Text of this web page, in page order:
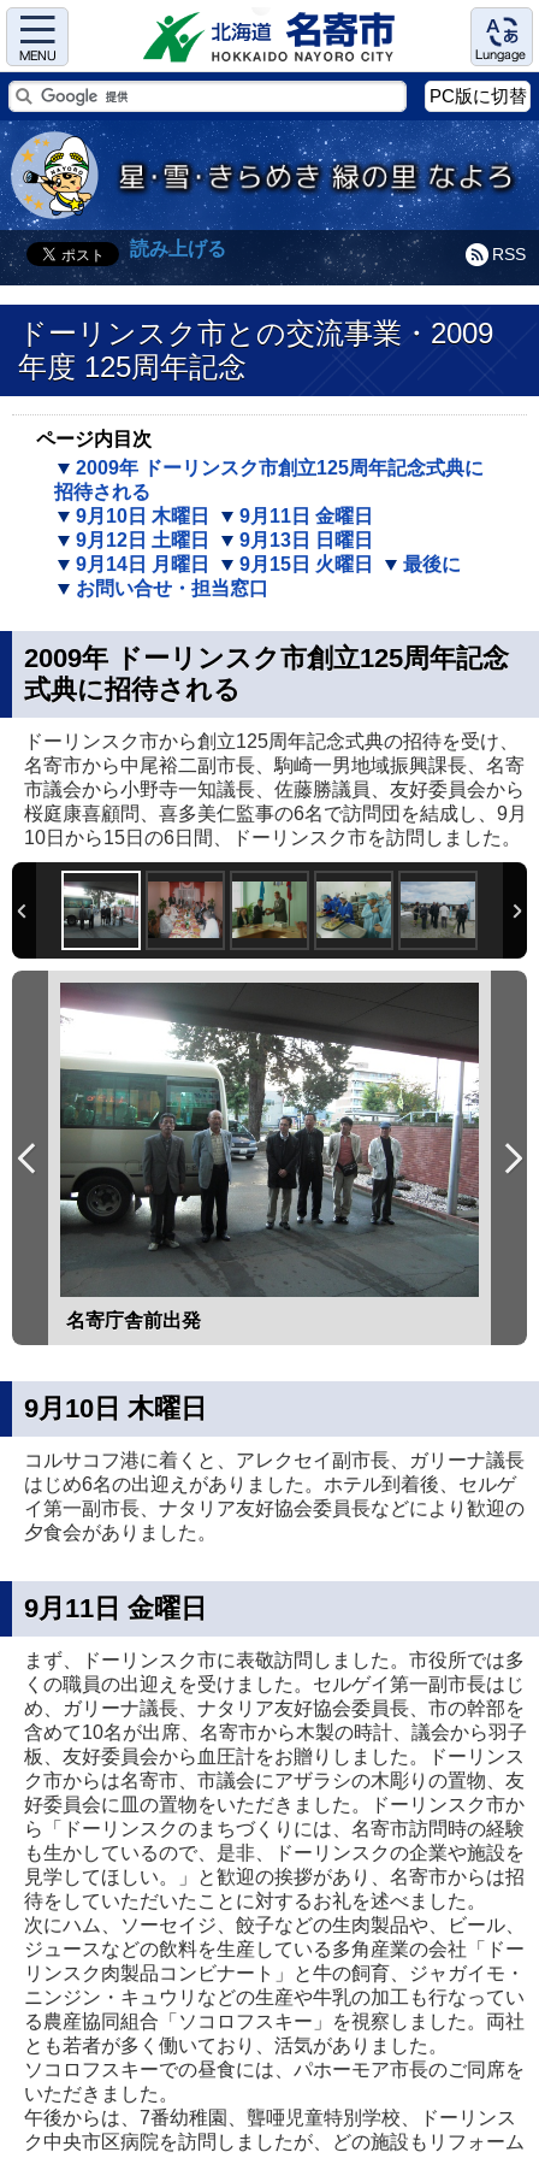
Menu Language
PC版に切替
RSS
読み上げる
ドーリンスク市との交流事業・2009
年度 125周年記念
ページ内目次
2009年 ドーリンスク市創立125周年記念式典に
招待される
9月10日 木曜日
9月11日 金曜日
9月12日 土曜日
9月13日 日曜日
9月14日 月曜日
9月15日 火曜日
最後に
お問い合せ・担当窓口
2009年 ドーリンスク市創立125周年記念
式典に招待される
ドーリンスク市から創立125周年記念式典の招待を受け、
名寄市から中尾裕二副市長、駒崎一男地域振興課長、名寄
市議会から小野寺一知議長、佐藤勝議員、友好委員会から
桜庭康喜顧問、喜多美仁監事の6名で訪問団を結成し、9月
10日から15日の6日間、ドーリンスク市を訪問しました。
名寄庁舎前出発
9月10日 木曜日
コルサコフ港に着くと、アレクセイ副市長、ガリーナ議長
はじめ6名の出迎えがありました。ホテル到着後、セルゲ
イ第一副市長、ナタリア友好協会委員長などにより歓迎の
夕食会がありました。
9月11日 金曜日
まず、ドーリンスク市に表敬訪問しました。市役所では多
くの職員の出迎えを受けました。セルゲイ第一副市長はじ
め、ガリーナ議長、ナタリア友好協会委員長、市の幹部を
含めて10名が出席、名寄市から木製の時計、議会から羽子
板、友好委員会から血圧計をお贈りしました。ドーリンス
ク市からは名寄市、市議会にアザラシの木彫りの置物、友
好委員会に皿の置物をいただきました。ドーリンスク市か
ら「ドーリンスクのまちづくりには、名寄市訪問時の経験
も生かしているので、是非、ドーリンスクの企業や施設を
見学してほしい。」と歓迎の挨拶があり、名寄市からは招
待をしていただいたことに対するお礼を述べました。
次にハム、ソーセイジ、餃子などの生肉製品や、ビール、
ジュースなどの飲料を生産している多角産業の会社「ドー
リンスク肉製品コンビナート」と牛の飼育、ジャガイモ・
ニンジン・キュウリなどの生産や牛乳の加工も行なってい
る農産協同組合「ソコロフスキー」を視察しました。両社
とも若者が多く働いており、活気がありました。
ソコロフスキーでの昼食には、パホーモア市長のご同席を
いただきました。
午後からは、7番幼稚園、聾唖児童特別学校、ドーリンス
ク中央市区病院を訪問しましたが、どの施設もリフォーム